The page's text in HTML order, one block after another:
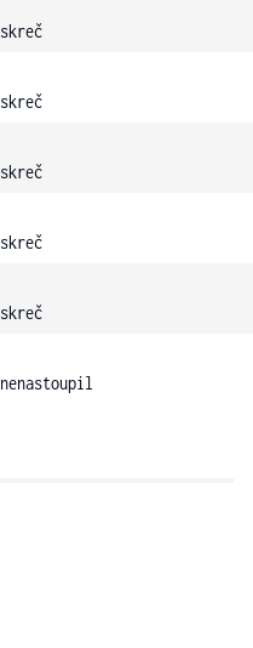
skreč
skreč
skreč
skreč
skreč
nenastoupil